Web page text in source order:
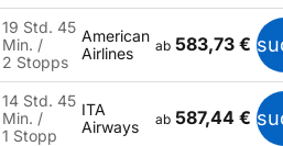
19 Std. 45
Min. /
2 Stopps
American
Airlines
ab 583,73 €
14 Std. 45
Min. /
1 Stopp
ITA
Airways
ab 587,44 €